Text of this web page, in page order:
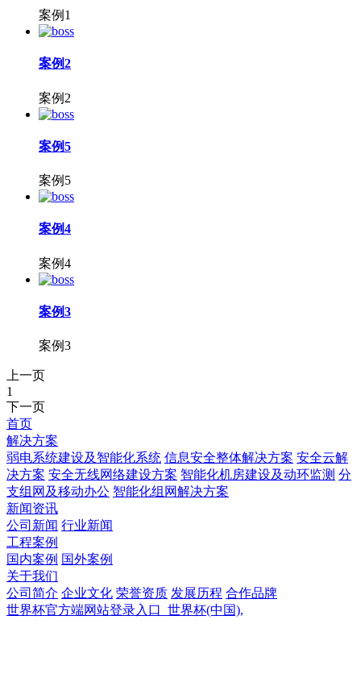
案例1
案例2
案例2
案例5
案例5
案例4
案例4
案例3
案例3
上一页
1
下一页
首页
解决方案
弱电系统建设及智能化系统 信息安全整体解决方案 安全云解
决方案 安全无线网络建设方案 智能化机房建设及动环监测 分
支组网及移动办公 智能化组网解决方案
新闻资讯
公司新闻 行业新闻
工程案例
国内案例 国外案例
关于我们
公司简介 企业文化 荣誉资质 发展历程 合作品牌
世界杯官方端网站登录入口_世界杯(中国),